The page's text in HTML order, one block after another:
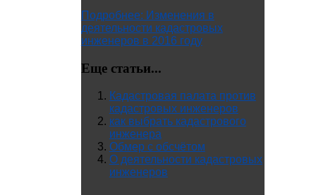
Подробнее: Изменения в
деятельности кадастровых
инженеров в 2016 году
Еще статьи...
Кадастровая палата против
кадастровых инженеров
как выбрать кадастрового
инженера
Обмер с обсчётом
О деятельности кадастровых
инженеров